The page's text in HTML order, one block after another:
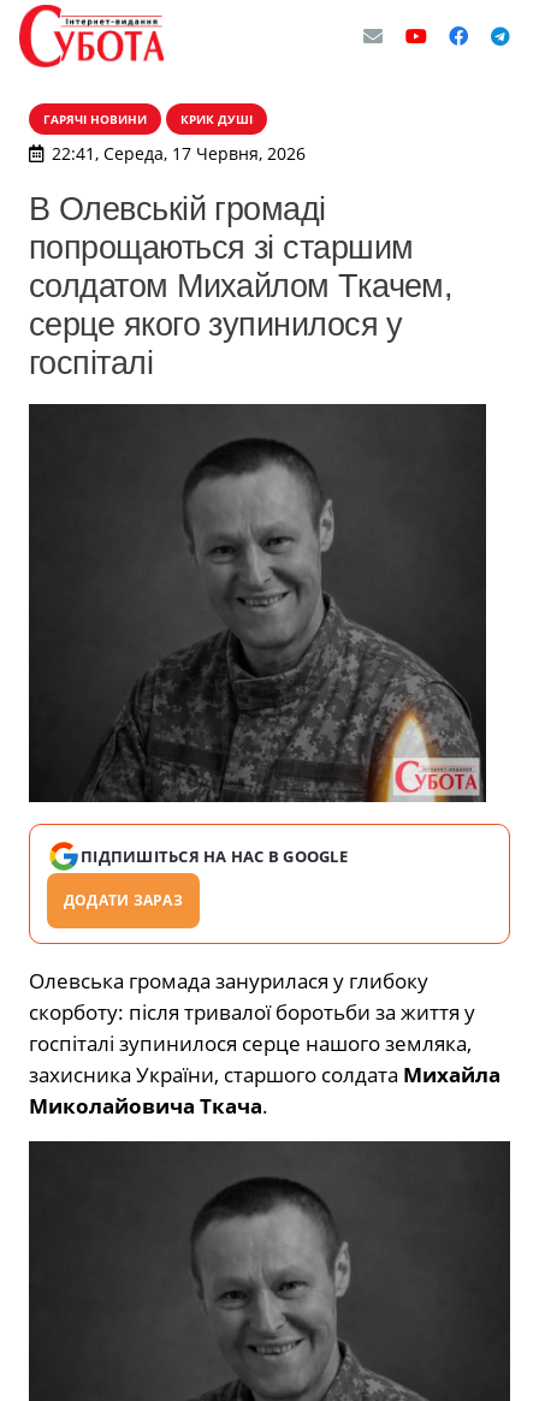
ГАРЯЧІ НОВИНИ КРИК ДУШІ
22:41, Середа, 17 Червня, 2026
В Олевській громаді
попрощаються зі старшим
солдатом Михайлом Ткачем,
серце якого зупинилося у
госпіталі
ПІДПИШІТЬСЯ НА НАС В GOOGLE
ДОДАТИ ЗАРАЗ
Олевська громада занурилася у глибоку
скорботу: після тривалої боротьби за життя у
госпіталі зупинилося серце нашого земляка,
захисника України, старшого солдата Михайла
Миколайовича Ткача.